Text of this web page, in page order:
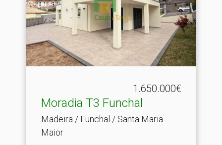
1.650.000€
Moradia T3 Funchal
Madeira / Funchal / Santa Maria
Maior